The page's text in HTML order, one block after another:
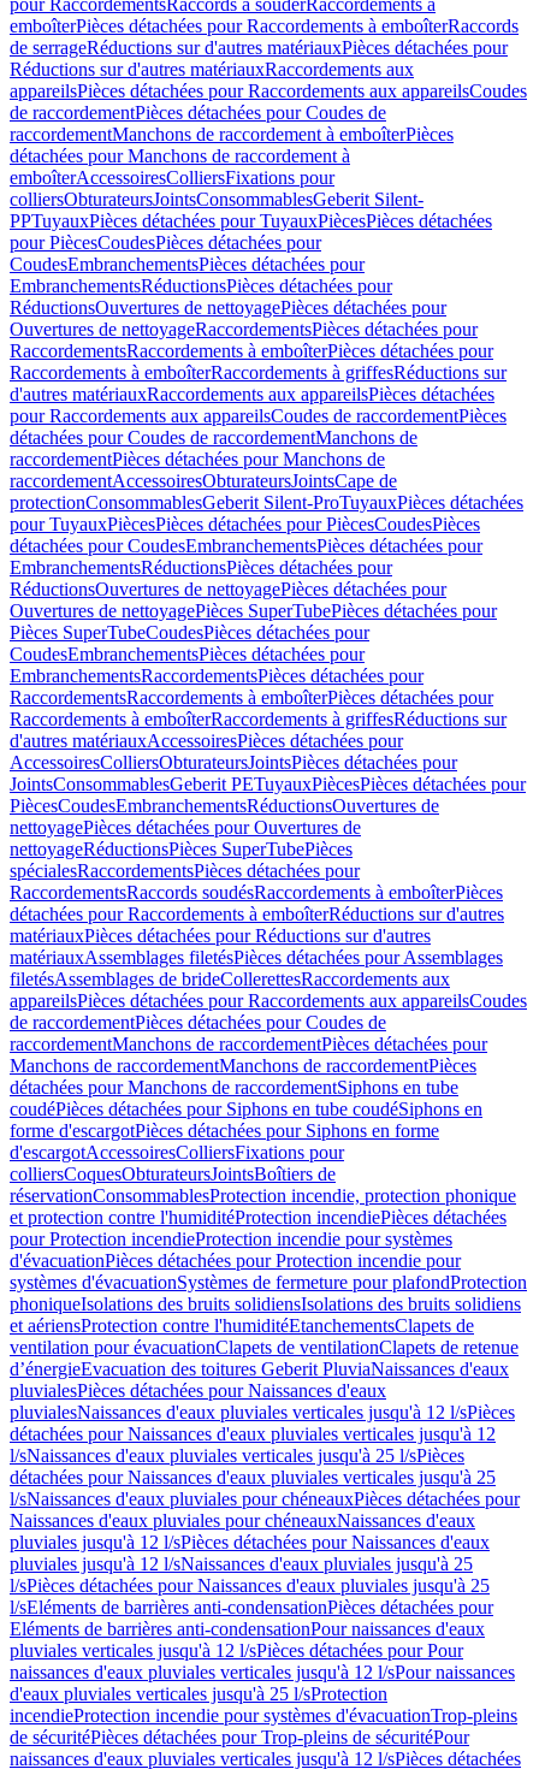
pour RaccordementsRaccords à souderRaccordements à
emboîterPièces détachées pour Raccordements à emboîterRaccords
de serrageRéductions sur d'autres matériauxPièces détachées pour
Réductions sur d'autres matériauxRaccordements aux
appareilsPièces détachées pour Raccordements aux appareilsCoudes
de raccordementPièces détachées pour Coudes de
raccordementManchons de raccordement à emboîterPièces
détachées pour Manchons de raccordement à
emboîterAccessoiresColliersFixations pour
colliersObturateursJointsConsommablesGeberit Silent-
PPTuyauxPièces détachées pour TuyauxPiècesPièces détachées
pour PiècesCoudesPièces détachées pour
CoudesEmbranchementsPièces détachées pour
EmbranchementsRéductionsPièces détachées pour
RéductionsOuvertures de nettoyagePièces détachées pour
Ouvertures de nettoyageRaccordementsPièces détachées pour
RaccordementsRaccordements à emboîterPièces détachées pour
Raccordements à emboîterRaccordements à griffesRéductions sur
d'autres matériauxRaccordements aux appareilsPièces détachées
pour Raccordements aux appareilsCoudes de raccordementPièces
détachées pour Coudes de raccordementManchons de
raccordementPièces détachées pour Manchons de
raccordementAccessoiresObturateursJointsCape de
protectionConsommablesGeberit Silent-ProTuyauxPièces détachées
pour TuyauxPiècesPièces détachées pour PiècesCoudesPièces
détachées pour CoudesEmbranchementsPièces détachées pour
EmbranchementsRéductionsPièces détachées pour
RéductionsOuvertures de nettoyagePièces détachées pour
Ouvertures de nettoyagePièces SuperTubePièces détachées pour
Pièces SuperTubeCoudesPièces détachées pour
CoudesEmbranchementsPièces détachées pour
EmbranchementsRaccordementsPièces détachées pour
RaccordementsRaccordements à emboîterPièces détachées pour
Raccordements à emboîterRaccordements à griffesRéductions sur
d'autres matériauxAccessoiresPièces détachées pour
AccessoiresColliersObturateursJointsPièces détachées pour
JointsConsommablesGeberit PETuyauxPiècesPièces détachées pour
PiècesCoudesEmbranchementsRéductionsOuvertures de
nettoyagePièces détachées pour Ouvertures de
nettoyageRéductionsPièces SuperTubePièces
spécialesRaccordementsPièces détachées pour
RaccordementsRaccords soudésRaccordements à emboîterPièces
détachées pour Raccordements à emboîterRéductions sur d'autres
matériauxPièces détachées pour Réductions sur d'autres
matériauxAssemblages filetésPièces détachées pour Assemblages
filetésAssemblages de brideCollerettesRaccordements aux
appareilsPièces détachées pour Raccordements aux appareilsCoudes
de raccordementPièces détachées pour Coudes de
raccordementManchons de raccordementPièces détachées pour
Manchons de raccordementManchons de raccordementPièces
détachées pour Manchons de raccordementSiphons en tube
coudéPièces détachées pour Siphons en tube coudéSiphons en
forme d'escargotPièces détachées pour Siphons en forme
d'escargotAccessoiresColliersFixations pour
colliersCoquesObturateursJointsBoîtiers de
réservationConsommablesProtection incendie, protection phonique
et protection contre l'humiditéProtection incendiePièces détachées
pour Protection incendieProtection incendie pour systèmes
d'évacuationPièces détachées pour Protection incendie pour
systèmes d'évacuationSystèmes de fermeture pour plafondProtection
phoniqueIsolations des bruits solidiensIsolations des bruits solidiens
et aériensProtection contre l'humiditéEtanchementsClapets de
ventilation pour évacuationClapets de ventilationClapets de retenue
d’énergieEvacuation des toitures Geberit PluviaNaissances d'eaux
pluvialesPièces détachées pour Naissances d'eaux
pluvialesNaissances d'eaux pluviales verticales jusqu'à 12 l/sPièces
détachées pour Naissances d'eaux pluviales verticales jusqu'à 12
l/sNaissances d'eaux pluviales verticales jusqu'à 25 l/sPièces
détachées pour Naissances d'eaux pluviales verticales jusqu'à 25
l/sNaissances d'eaux pluviales pour chéneauxPièces détachées pour
Naissances d'eaux pluviales pour chéneauxNaissances d'eaux
pluviales jusqu'à 12 l/sPièces détachées pour Naissances d'eaux
pluviales jusqu'à 12 l/sNaissances d'eaux pluviales jusqu'à 25
l/sPièces détachées pour Naissances d'eaux pluviales jusqu'à 25
l/sEléments de barrières anti-condensationPièces détachées pour
Eléments de barrières anti-condensationPour naissances d'eaux
pluviales verticales jusqu'à 12 l/sPièces détachées pour Pour
naissances d'eaux pluviales verticales jusqu'à 12 l/sPour naissances
d'eaux pluviales verticales jusqu'à 25 l/sProtection
incendieProtection incendie pour systèmes d'évacuationTrop-pleins
de sécuritéPièces détachées pour Trop-pleins de sécuritéPour
naissances d'eaux pluviales verticales jusqu'à 12 l/sPièces détachées